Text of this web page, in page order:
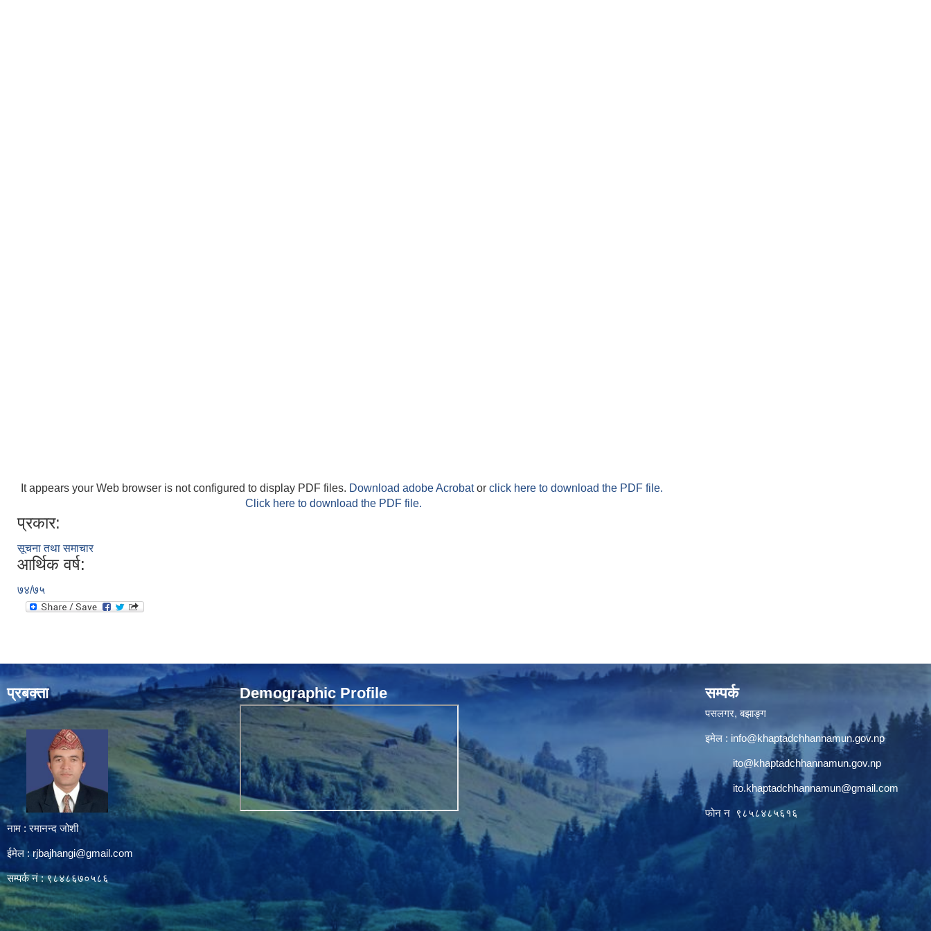
It appears your Web browser is not configured to display PDF files. Download adobe Acrobator click here to download the PDF file.
Click here to download the PDF file.
प्रकार:
सूचना तथा समाचार
आर्थिक वर्ष:
७४/७५
प्रबक्ता
नाम : रमानन्द जोशी
ईमेल :rjbajhangi@gmail.com
सम्पर्क नं : ९८४८६७०५८६
Demographic Profile सम्पर्क
पसलगर, बझाङ्ग
इमेल : info@khaptadchhannamun.gov.np
ito@khaptadchhannamun.gov.np
ito.khaptadchhannamun@gmail.com
फाेन न‌‍‍ ९८५८४८५६१६